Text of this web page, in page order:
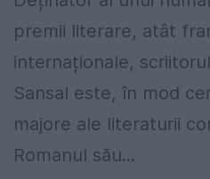
premii literare, atât
internaționale,
Sansal este, în mod
majore ale literaturii
Romanul său...